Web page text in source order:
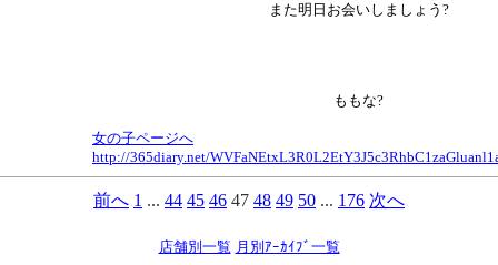
また明日お会いしましょう?
ももな?
女の子ページへ
http://365diary.net/
前へ 1 ... 44 45 46 47 48 49 50 ... 176 次へ
店舗別一覧 月別ｱｰｶｲﾌﾞ一覧